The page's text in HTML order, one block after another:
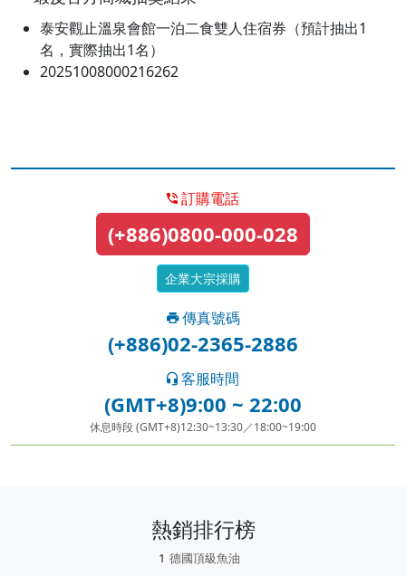
泰安觀止溫泉會館一泊二食雙人住宿券（預計抽出1
名，實際抽出1名）
20251008000216262
訂購電話
(+886)0800-000-028
企業大宗採購
傳真號碼
(+886)02-2365-2886
客服時間
(GMT+8)9:00 ~ 22:00
休息時段 (GMT+8)12:30~13:30／18:00~19:00
熱銷排行榜
德國頂級魚油